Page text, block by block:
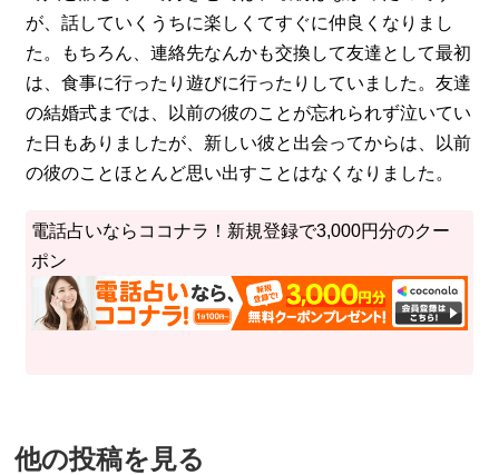
が、話していくうちに楽しくてすぐに仲良くなりまし
た。もちろん、連絡先なんかも交換して友達として最初
は、食事に行ったり遊びに行ったりしていました。友達
の結婚式までは、以前の彼のことが忘れられず泣いてい
た日もありましたが、新しい彼と出会ってからは、以前
の彼のことほとんど思い出すことはなくなりました。
電話占いならココナラ！新規登録で3,000円分のクー
ポン
他の投稿を見る